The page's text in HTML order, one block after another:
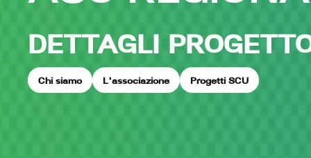
DETTAGLI
Chi siamo L'associazione Progetti SCU